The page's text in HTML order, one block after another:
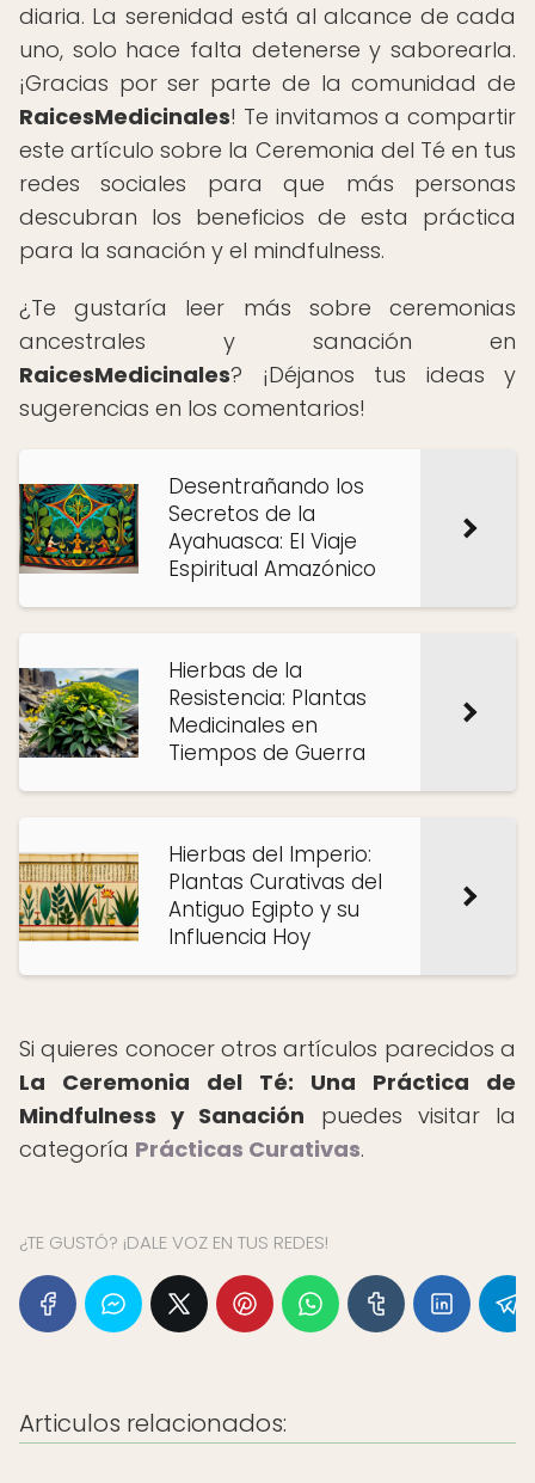
diaria. La serenidad está al alcance de cada
uno, solo hace falta detenerse y saborearla.
¡Gracias por ser parte de la comunidad de
RaicesMedicinales! Te invitamos a compartir
este artículo sobre la Ceremonia del Té en tus
redes sociales para que más personas
descubran los beneficios de esta práctica
para la sanación y el mindfulness.
¿Te gustaría leer más sobre ceremonias
ancestrales y sanación en
RaicesMedicinales? ¡Déjanos tus ideas y
sugerencias en los comentarios!
Desentrañando los
Secretos de la
Ayahuasca: El Viaje
Espiritual Amazónico
Hierbas de la
Resistencia: Plantas
Medicinales en
Tiempos de Guerra
Hierbas del Imperio:
Plantas Curativas del
Antiguo Egipto y su
Influencia Hoy
Si quieres conocer otros artículos parecidos a
La Ceremonia del Té: Una Práctica de
Mindfulness y Sanación puedes visitar la
categoría Prácticas Curativas.
¿TE GUSTÓ? ¡DALE VOZ EN TUS REDES!
Articulos relacionados: